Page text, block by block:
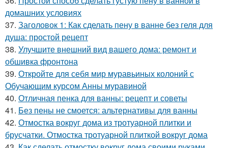
домашних условиях
37. Заголовок 1: Как сделать пену в ванне без геля для
душа: простой рецепт
38. Улучшите внешний вид вашего дома: ремонт и
обшивка фронтона
39. Откройте для себя мир муравьиных колоний с
Обучающим курсом Анны муравиной
40. Отличная пенка для ванны: рецепт и советы
41. Без пены не смоется: альтернативы для ванны
42. Отмостка вокруг дома из тротуарной плитки и
брусчатки. Отмостка тротуарной плиткой вокруг дома